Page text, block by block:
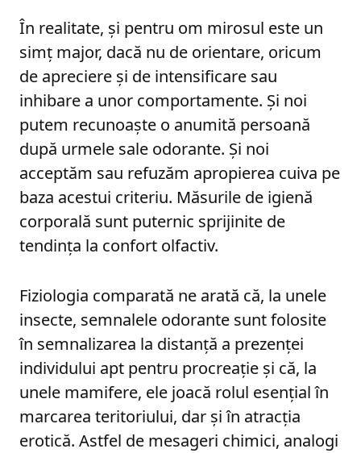
În realitate, și pentru om mirosul este un
simț major, dacă nu de orientare, oricum
de apreciere și de intensificare sau
inhibare a unor comportamente. Și noi
putem recunoaște o anumită persoană
după urmele sale odorante. Și noi
acceptăm sau refuzăm apropierea cuiva pe
baza acestui criteriu. Măsurile de igienă
corporală sunt puternic sprijinite de
tendința la confort olfactiv.
Fiziologia comparată ne arată că, la unele
insecte, semnalele odorante sunt folosite
în semnalizarea la distanță a prezenței
individului apt pentru procreație și că, la
unele mamifere, ele joacă rolul esențial în
marcarea teritoriului, dar și în atracția
erotică. Astfel de mesageri chimici, analogi